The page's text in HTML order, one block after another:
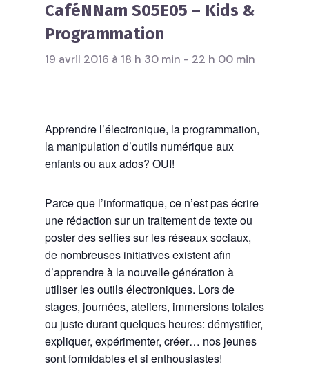
CaféNNam S05E05 – Kids &
Programmation
19 avril 2016 à 18 h 30 min - 22 h 00 min
Apprendre l’électronique, la programmation,
la manipulation d’outils numérique aux
enfants ou aux ados? OUI!
Parce que l’informatique, ce n’est pas écrire
une rédaction sur un traitement de texte ou
poster des selfies sur les réseaux sociaux,
de nombreuses initiatives existent afin
d’apprendre à la nouvelle génération à
utiliser les outils électroniques. Lors de
stages, journées, ateliers, immersions totales
ou juste durant quelques heures: démystifier,
expliquer, expérimenter, créer… nos jeunes
sont formidables et si enthousiastes!